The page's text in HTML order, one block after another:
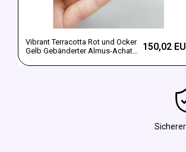
Vibrant Terracotta Rot und Ocker
Gelb Gebänderter Almus-Achat
150,02